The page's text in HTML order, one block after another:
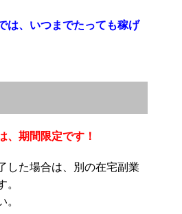
は、いつまでたっても稼げ
、期間限定です！
した場合は、別の在宅副業
。
。